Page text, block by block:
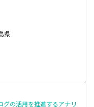
県
グの活用を推進するアナリ